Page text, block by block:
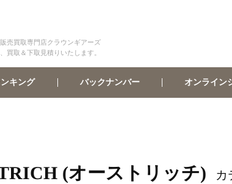
売買取専門店クラウンギアーズ
買取＆下取見積りいたします。
キング バックナンバー オンライン
(オーストリッチ) カ